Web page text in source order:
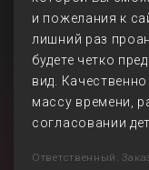
и пожелания к
лишний раз
будете четко
вид.
массу времени,
согласовании
Ответственный: